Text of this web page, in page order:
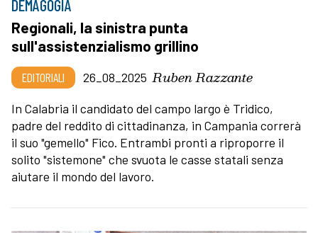
DEMAGOGIA
Regionali, la sinistra punta
sull'assistenzialismo grillino
EDITORIALI 26_08_2025 Ruben Razzante
In Calabria il candidato del campo largo è Tridico,
padre del reddito di cittadinanza, in Campania correrà
il suo "gemello" Fico. Entrambi pronti a riproporre il
solito "sistemone" che svuota le casse statali senza
aiutare il mondo del lavoro.